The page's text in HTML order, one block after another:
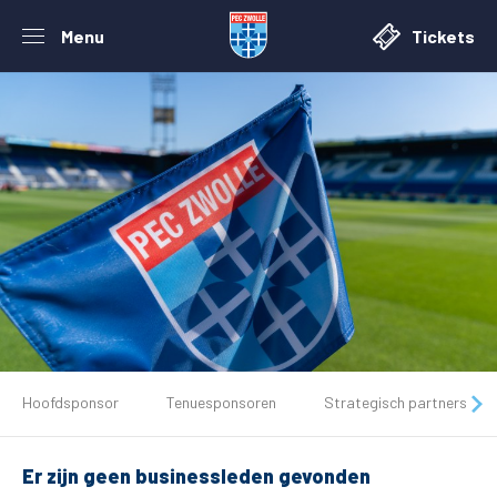
Menu Tickets
Tickets
Matchdays
Hoofdsponsor Tenuesponsoren Strategisch partners
Er zijn geen businessleden gevonden